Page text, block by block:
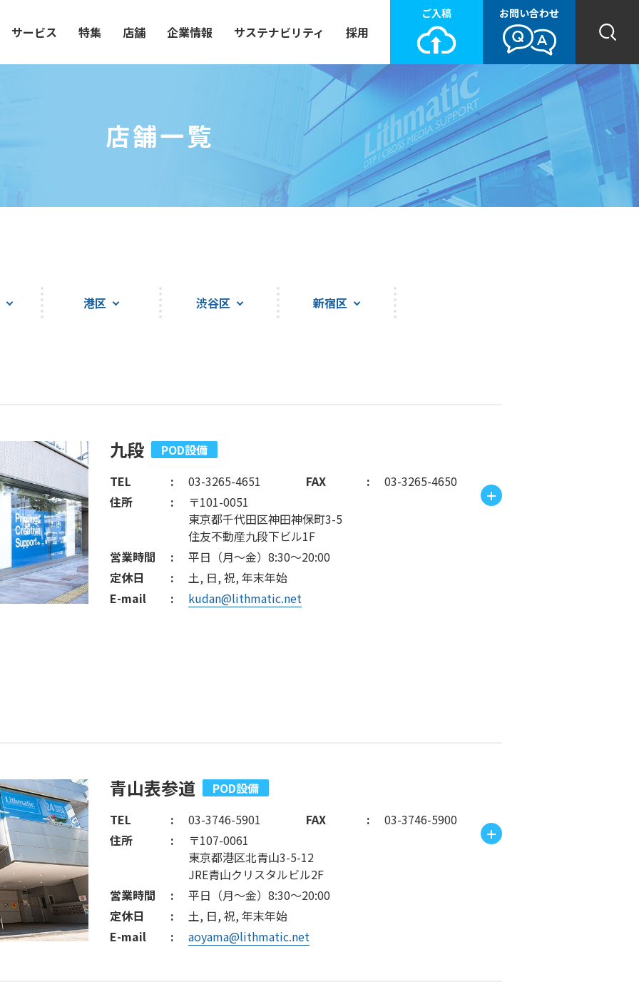
サービス 特集 店舗 企業情報 サステナビリティ 採用
ご入稿 お問い合わせ
店舗一覧
港区 渋谷区 新宿区
九段
POD設備
TEL
03-3265-4651 FAX
03-3265-4650
住所
〒101-0051
東京都千代田区神田神保町3-5
住友不動産九段下ビル1F
営業時間
平日（月～金）8:30～20:00
定休日
土, 日, 祝, 年末年始
E-mail
kudan@lithmatic.net
青山表参道
POD設備
TEL
03-3746-5901 FAX
03-3746-5900
住所
〒107-0061
東京都港区北青山3-5-12
JRE青山クリスタルビル2F
営業時間
平日（月～金）8:30～20:00
定休日
土, 日, 祝, 年末年始
E-mail
aoyama@lithmatic.net